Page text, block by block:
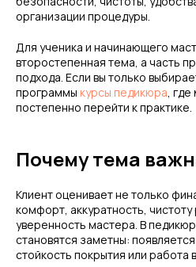
организации процедуры.
Для ученика и начинающего
второстепенная тема, а часть
подхода. Если вы только
программы курсы педикюра, где
постепенно перейти к практике.
Почему тема
Клиент оценивает не только
комфорт, аккуратность,
уверенность мастера. В
становятся заметны:
стойкость покрытия или работа